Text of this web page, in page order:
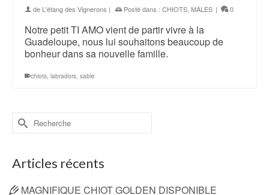
de L'étang des Vignerons | Posté dans : CHIOTS MÂLES | 0
Notre petit TI AMO vient de partir vivre à la
Guadeloupe, nous lui souhaitons beaucoup de
bonheur dans sa nouvelle famille.
chiots, labradors, sable
Rechercher :
Articles récents
MAGNIFIQUE CHIOT GOLDEN DISPONIBLE